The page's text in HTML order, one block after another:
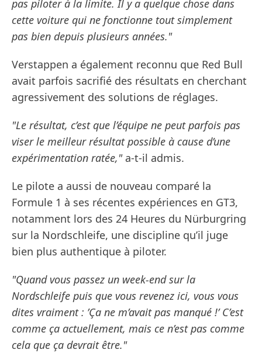
pas piloter à la limite. Il y a quelque chose dans
cette voiture qui ne fonctionne tout simplement
pas bien depuis plusieurs années."
Verstappen a également reconnu que Red Bull
avait parfois sacrifié des résultats en cherchant
agressivement des solutions de réglages.
"Le résultat, c’est que l’équipe ne peut parfois pas
viser le meilleur résultat possible à cause d’une
expérimentation ratée,"a-t-il admis.
Le pilote a aussi de nouveau comparé la
Formule 1 à ses récentes expériences en GT3,
notamment lors des 24 Heures du Nürburgring
sur la Nordschleife, une discipline qu’il juge
bien plus authentique à piloter.
"Quand vous passez un week-end sur la
Nordschleife puis que vous revenez ici, vous vous
dites vraiment : ’Ça ne m’avait pas manqué !’ C’est
comme ça actuellement, mais ce n’est pas comme
cela que ça devrait être."